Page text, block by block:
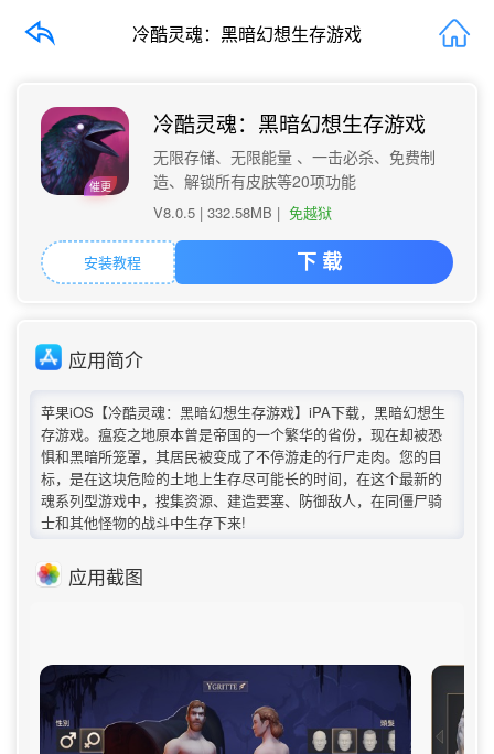
冷酷灵魂：黑暗幻想生存游戏
催更
冷酷灵魂：黑暗幻想生存游戏
无限存储、无限能量 、一击必杀、免费制
造、解锁所有皮肤等20项功能
V8.0.5 | 332.58MB | 免越狱
安装教程 下 载
应用简介
苹果iOS【冷酷灵魂：黑暗幻想生存游戏】iPA下载，黑暗幻想生
存游戏。瘟疫之地原本曾是帝国的一个繁华的省份，现在却被恐
惧和黑暗所笼罩，其居民被变成了不停游走的行尸走肉。您的目
标，是在这块危险的土地上生存尽可能长的时间，在这个最新的
魂系列型游戏中，搜集资源、建造要塞、防御敌人，在同僵尸骑
士和其他怪物的战斗中生存下来!
应用截图